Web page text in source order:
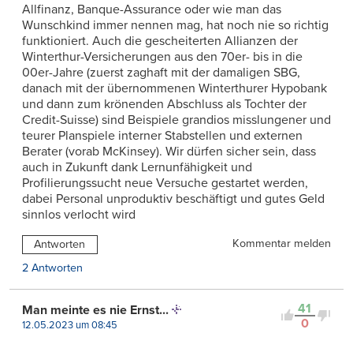
Allfinanz, Banque-Assurance oder wie man das
Wunschkind immer nennen mag, hat noch nie so richtig
funktioniert. Auch die gescheiterten Allianzen der
Winterthur-Versicherungen aus den 70er- bis in die
00er-Jahre (zuerst zaghaft mit der damaligen SBG,
danach mit der übernommenen Winterthurer Hypobank
und dann zum krönenden Abschluss als Tochter der
Credit-Suisse) sind Beispiele grandios misslungener und
teurer Planspiele interner Stabstellen und externen
Berater (vorab McKinsey). Wir dürfen sicher sein, dass
auch in Zukunft dank Lernunfähigkeit und
Profilierungssucht neue Versuche gestartet werden,
dabei Personal unproduktiv beschäftigt und gutes Geld
sinnlos verlocht wird
Antworten
Kommentar melden
2 Antworten
41
0
Man meinte es nie Ernst...
12.05.2023 um 08:45